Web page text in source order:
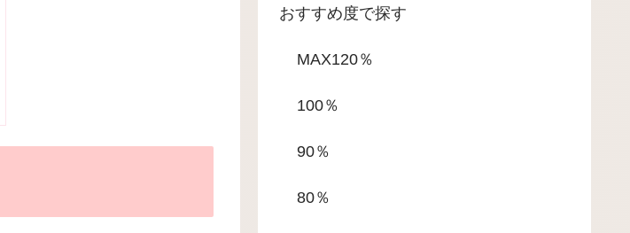
おすすめ度で探す
MAX120％
100％
90％
80％